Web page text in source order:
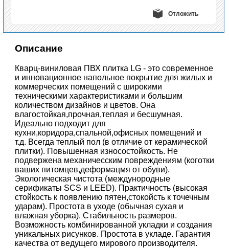
Отложить
Описание
Кварц-виниловая ПВХ плитка LG - это современное
и инновационное напольное покрытие для жилых и
коммерческих помещений с широкими
техническими характеристиками и большим
количеством дизайнов и цветов. Она
влагостойкая,прочная,теплая и бесшумная.
Идеально подходит для
кухни,коридора,спальной,офисных помещений и
т.д. Всегда теплый пол (в отличие от керамической
плитки). Повышенная износостойкость. Не
подвержена механичесским повреждениям (коготки
ваших питомцев,деформацмя от обуви).
Экологическая чистота (междунородные
серификаты SCS и LEED). Практичность (высокая
стойкость к появлению пятен,стокойсть к точечным
ударам). Простота в уходе (обычная сухая и
влажная уборка). Стабильность размеров.
Возможность комбинированной укладки и создания
уникальных рисунков. Простота в укладе. Гарантия
качества от ведущего мирового производителя.